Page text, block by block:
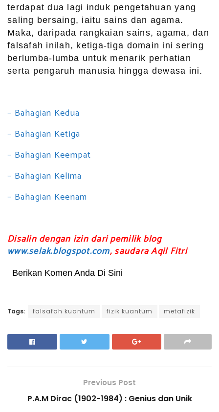
terdapat dua lagi induk pengetahuan yang
saling bersaing, iaitu sains dan agama.
Maka, daripada rangkaian sains, agama, dan
falsafah inilah, ketiga-tiga domain ini sering
berlumba-lumba untuk menarik perhatian
serta pengaruh manusia hingga dewasa ini.
– Bahagian Kedua
– Bahagian Ketiga
– Bahagian Keempat
– Bahagian Kelima
– Bahagian Keenam
Disalin dengan izin dari pemilik blog
www.selak.blogspot.com, saudara Aqil Fitri
Berikan Komen Anda Di Sini
Tags: falsafah kuantum fizik kuantum metafizik
Previous Post
P.A.M Dirac (1902-1984) : Genius dan Unik